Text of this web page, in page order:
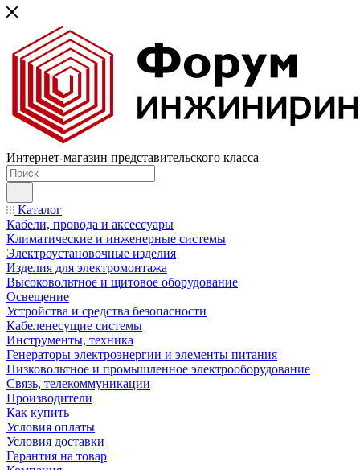
Интернет-магазин представительского класса
Каталог
Кабели, провода и аксессуары
Климатические и инженерные системы
Электроустановочные изделия
Изделия для электромонтажа
Высоковольтное и щитовое оборудование
Освещение
Устройства и средства безопасности
Кабеленесущие системы
Инструменты, техника
Генераторы электроэнергии и элементы питания
Низковольтное и промышленное электрооборудование
Связь, телекоммуникации
Производители
Как купить
Условия оплаты
Условия доставки
Гарантия на товар